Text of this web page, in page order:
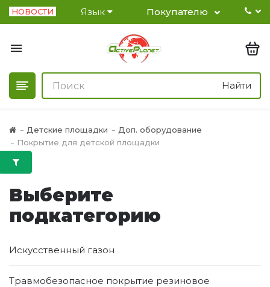
НОВОСТИ Язык Покупателю
Найти
Детские площадки
Доп. оборудование
Покрытие для детской площадки
Выберите
подкатегорию
Искусственный газон
Травмобезопасное покрытие резиновое